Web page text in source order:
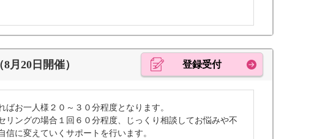
20日開催） 登録受付
ばお一人様２０～３０分程度となります。
リングの場合１回６０分程度、じっくり相談してお悩みや不
信に変えていくサポートを行います。